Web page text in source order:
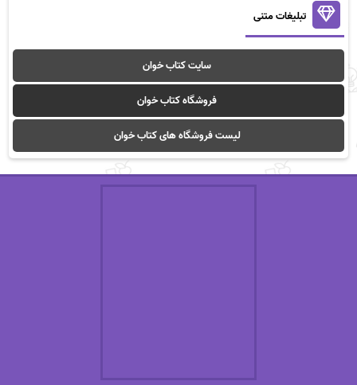
تبلیغات متنی
سایت کتاب خوان
فروشگاه کتاب خوان
لیست فروشگاه های کتاب خوان